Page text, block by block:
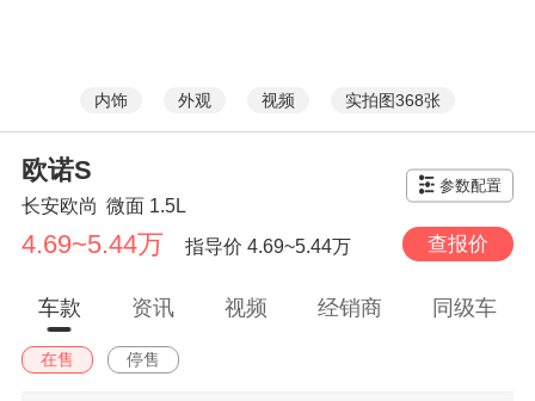
内饰 外观 视频 实拍图368张
欧诺S
长安欧尚 微面 1.5L
参数配置
4.69~5.44万 指导价 4.69~5.44万 查报价
车款 资讯 视频 经销商 同级车
在售 停售